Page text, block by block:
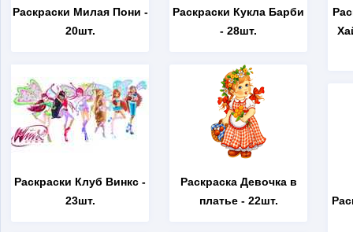
Раскраски Милая Пони -
20шт.
Раскраски Клуб Винкс -
23шт.
Раскраски Кукла Барби
- 28шт.
Раскраска Девочка в
платье- 22шт.